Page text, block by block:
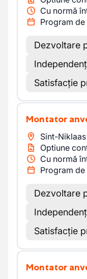
Cu normă
Program
Dezvoltare
Satisfacție
Montator
Sint-Niklaas
Optiune
Cu normă
Program
Dezvoltare
Satisfacție
Montator